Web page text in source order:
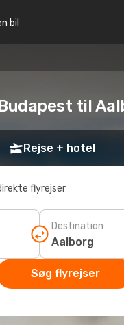
bil
til
Rejse + hotel
flyrejser
Destination
Søg flyrejser